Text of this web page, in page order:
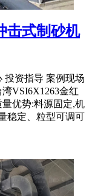
击式制砂机
投资指导 案例现场
VSI6X1263金红
优势:料源固定,机
稳定、粒型可调可